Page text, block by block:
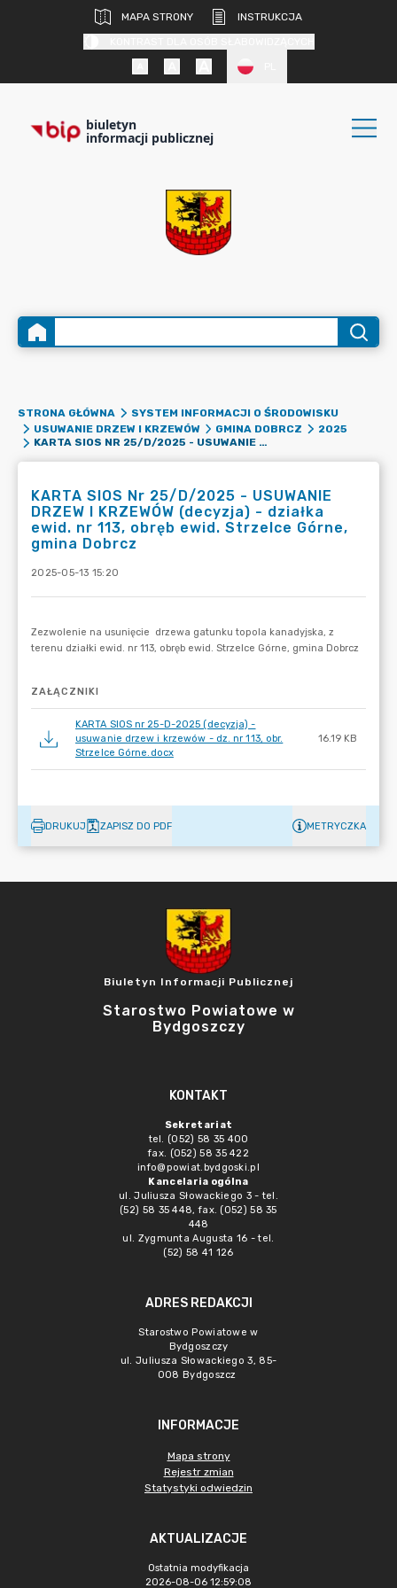
MAPA STRONY
INSTRUKCJA
biuletyn
informacji publicznej
STRONA GŁÓWNA
SYSTEM INFORMACJI O ŚRODOWISKU
USUWANIE DRZEW I KRZEWÓW
GMINA DOBRCZ
2025
KARTA SIOS NR 25/D/2025 - USUWANIE DRZEW I KRZEWÓW (DECYZJA) - DZIAŁKA EWID. NR 113, OBRĘB EWID. STRZELCE GÓRNE, GMINA DOBRCZ
KARTA SIOS Nr 25/D/2025 - USUWANIE
DRZEW I KRZEWÓW (decyzja) - działka
ewid. nr 113, obręb ewid. Strzelce Górne,
gmina Dobrcz
2025-05-13 15:20
ZAŁĄCZNIKI
KARTA SIOS nr 25-D-2025 (decyzja) -
usuwanie drzew i krzewów - dz. nr 113, obr.
Strzelce Górne.docx
16.19 KB
DRUKUJ ZAPISZ DO PDF METRYCZKA
Biuletyn Informacji Publicznej
Starostwo Powiatowe w
Bydgoszczy
KONTAKT
Sekretariat
tel. (052) 58 35 400
fax. (052) 58 35 422
info@powiat.bydgoski.pl
Kancelaria ogólna
ul. Juliusza Słowackiego 3 - tel.
(52) 58 35 448, fax. (052) 58 35
448
ul. Zygmunta Augusta 16 - tel.
(52) 58 41 126
ADRES REDAKCJI
Starostwo Powiatowe w
Bydgoszczy
ul. Juliusza Słowackiego 3, 85-
008 Bydgoszcz
INFORMACJE
Mapa strony
Rejestr zmian
Statystyki odwiedzin
AKTUALIZACJE
Ostatnia modyfikacja
2026-08-06 12:59:08